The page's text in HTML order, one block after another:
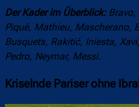
Der Kader im Überblick:Bravo,
Piqué, Mathieu, Mascherano,
Busquets, Rakitić, Iniesta,
Pedro, Neymar, Messi.
Kriselnde Pariser ohne